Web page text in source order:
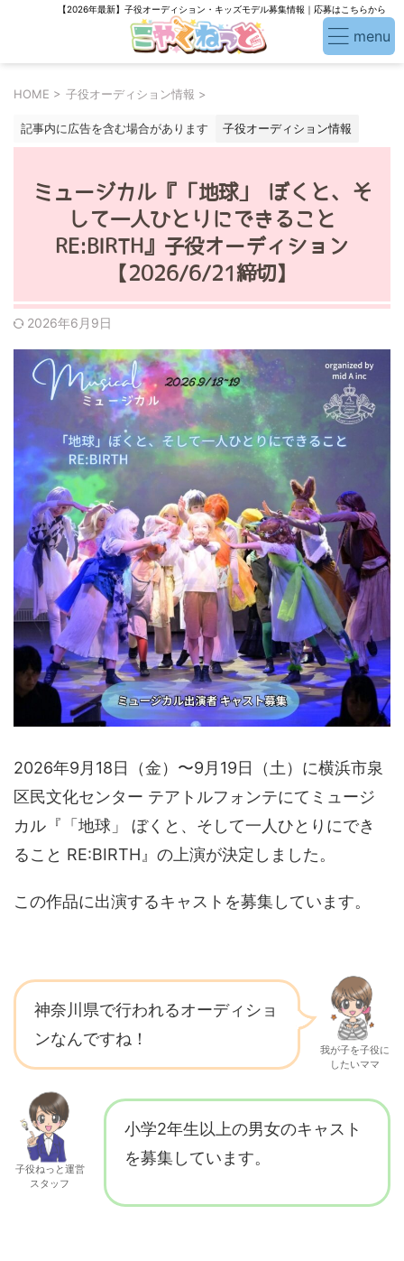
【2026年最新】子役オーディション・キッズモデル募集情報｜応募はこちらから
HOME > 子役オーディション情報 >
記事内に広告を含む場合があります 子役オーディション情報
ミュージカル『「地球」 ぼくと、そ
して一人ひとりにできること
RE:BIRTH』子役オーディション
【2026/6/21締切】
2026年6月9日
2026年9月18日（金）〜9月19日（土）に横浜市泉
区民文化センター テアトルフォンテにてミュージ
カル『「地球」 ぼくと、そして一人ひとりにでき
ること RE:BIRTH』の上演が決定しました。
この作品に出演するキャストを募集しています。
神奈川県で行われるオーディショ
ンなんですね！
我が子を子役に
したいママ
子役ねっと運営
スタッフ
小学2年生以上の男女のキャスト
を募集しています。